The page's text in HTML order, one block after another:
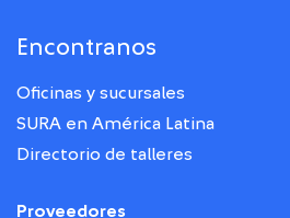
Encontranos
Oficinas y sucursales
SURA en América Latina
Directorio de talleres
Proveedores